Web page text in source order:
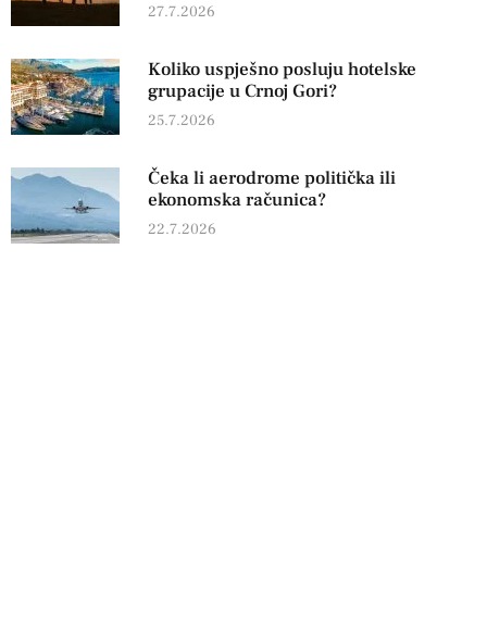
27.7.2026
Koliko uspješno posluju hotelske
grupacije u Crnoj Gori?
25.7.2026
Čeka li aerodrome politička ili
ekonomska računica?
22.7.2026